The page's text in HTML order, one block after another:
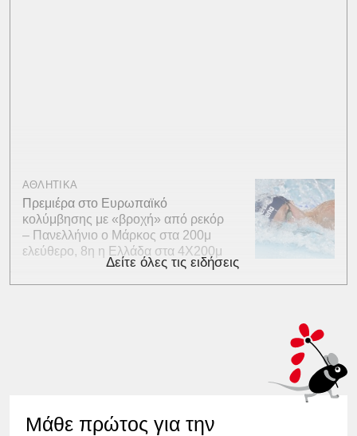
ΑΘΛΗΤΙΚΑ
Πρεμιέρα στο Ευρωπαϊκό
κολύμβησης με «βροχή» από ρεκόρ
– Πανελλήνιο ο Μάρκος στα 200μ
ελεύθερο, 8η η Ελλάδα στα 4Χ200μ
Δείτε όλες τις ειδήσεις
Μάθε πρώτος για την